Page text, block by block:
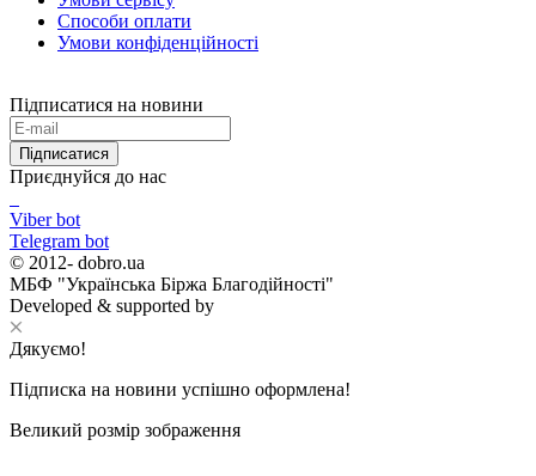
Способи оплати
Умови конфіденційності
Підписатися на новини
Підписатися
Приєднуйся до нас
Viber bot
Telegram bot
© 2012- dobro.ua
МБФ "Українська Біржа Благодійності"
Developed & supported by
Дякуємо!
Підписка на новини успішно оформлена!
Великий розмір зображення